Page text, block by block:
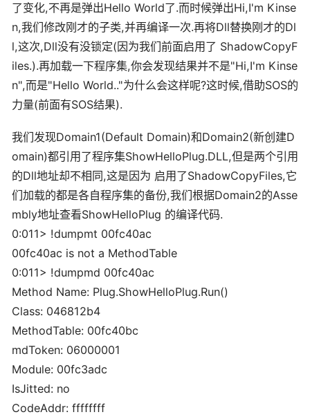
了变化,不再是弹出Hello World了.而时候弹出Hi,I'm Kinse
n,我们修改刚才的子类,并再编译一次.再将Dll替换刚才的Dl
l,这次,Dll没有没锁定(因为我们前面启用了 ShadowCopyF
iles.).再加载一下程序集,你会发现结果并不是"Hi,I'm Kinse
n",而是"Hello World.."为什么会这样呢?这时候,借助SOS的
力量(前面有SOS结果).
我们发现Domain1(Default Domain)和Domain2(新创建D
omain)都引用了程序集ShowHelloPlug.DLL,但是两个引用
的Dll地址却不相同,这是因为 启用了ShadowCopyFiles,它
们加载的都是各自程序集的备份,我们根据Domain2的Asse
mbly地址查看ShowHelloPlug 的编译代码.
0:011> !dumpmt 00fc40ac
00fc40ac is not a MethodTable
0:011> !dumpmd 00fc40ac
Method Name: Plug.ShowHelloPlug.Run()
Class: 046812b4
MethodTable: 00fc40bc
mdToken: 06000001
Module: 00fc3adc
IsJitted: no
CodeAddr: ffffffff